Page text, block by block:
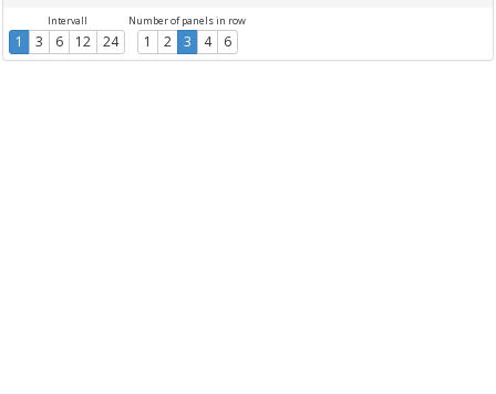
Intervall
1 3 6 12 24
Number of panels in row
1 2 3 4 6